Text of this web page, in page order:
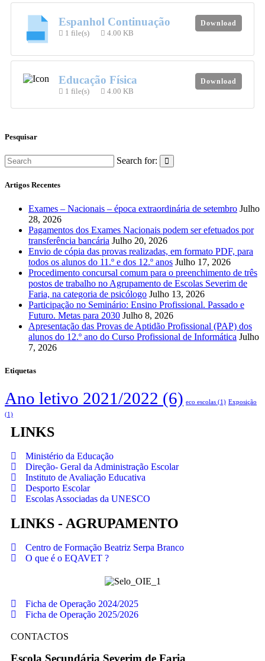
Espanhol Continuação
1 file(s) 4.00 KB
Download
Educação Física
1 file(s) 4.00 KB
Download
Pesquisar
Search for:
Artigos Recentes
Exames – Nacionais – época extraordinária de setembro Julho
28, 2026
Pagamentos dos Exames Nacionais podem ser efetuados por
transferência bancária Julho 20, 2026
Envio de cópia das provas realizadas, em formato PDF, para
todos os alunos do 11.º e dos 12.º anos Julho 17, 2026
Procedimento concursal comum para o preenchimento de três
postos de trabalho no Agrupamento de Escolas Severim de
Faria, na categoria de psicólogo Julho 13, 2026
Participação no Seminário: Ensino Profissional. Passado e
Futuro. Metas para 2030 Julho 8, 2026
Apresentação das Provas de Aptidão Profissional (PAP) dos
alunos do 12.º ano do Curso Profissional de Informática Julho
7, 2026
Etiquetas
Ano letivo 2021/2022 (6) eco escolas (1) Exposição
(1)
LINKS
Ministério da Educação
Direção- Geral da Administração Escolar
Instituto de Avaliação Educativa
Desporto Escolar
Escolas Associadas da UNESCO
LINKS - AGRUPAMENTO
Centro de Formação Beatriz Serpa Branco
O que é o EQAVET ?
Ficha de Operação 2024/2025
Ficha de Operação 2025/2026
CONTACTOS
Escola Secundária Severim de Faria